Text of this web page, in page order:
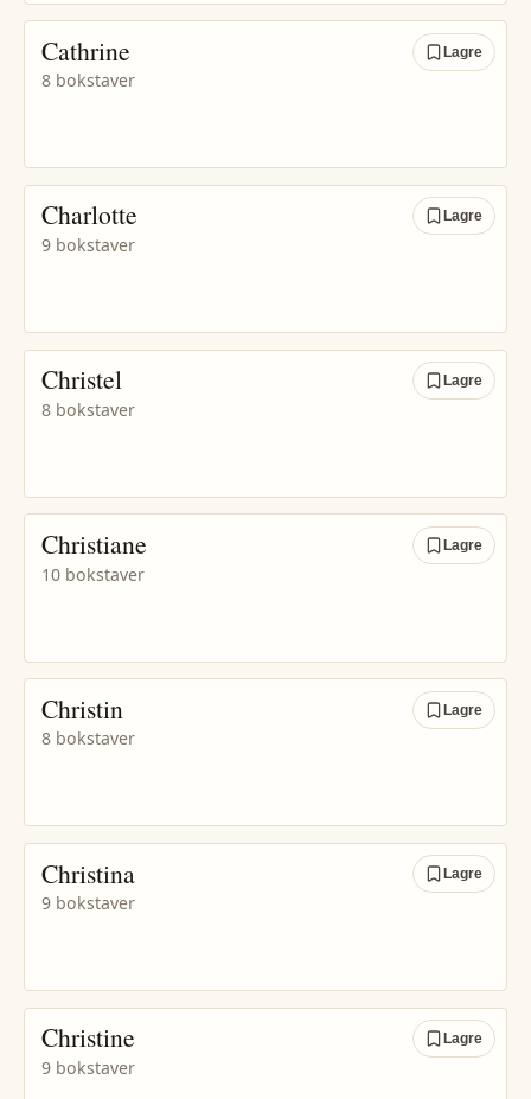
Cathrine
8 bokstaver
Lagre
Charlotte
9 bokstaver
Lagre
Christel
8 bokstaver
Lagre
Christiane
10 bokstaver
Lagre
Christin
8 bokstaver
Lagre
Christina
9 bokstaver
Lagre
Christine
9 bokstaver
Lagre